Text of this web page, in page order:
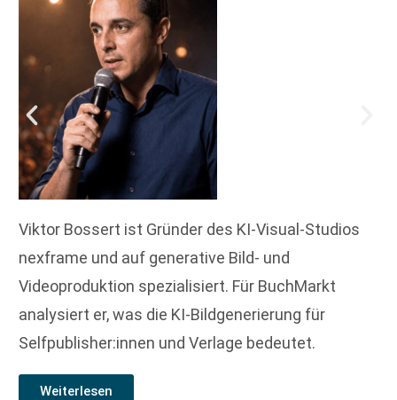
Viktor Bossert ist Gründer des KI-Visual-Studios
nexframe und auf generative Bild- und
Videoproduktion spezialisiert. Für BuchMarkt
analysiert er, was die KI-Bildgenerierung für
Selfpublisher:innen und Verlage bedeutet.
Weiterlesen